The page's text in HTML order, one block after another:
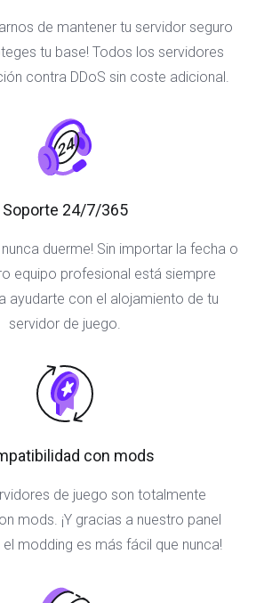
de mantener tu servidor seguro
tu base! Todos los servidores
contra DDoS sin coste adicional.
Soporte 24/7/365
duerme! Sin importar la fecha o
equipo profesional está siempre
ayudarte con el alojamiento de tu
servidor de juego.
con mods
de juego son totalmente
mods. ¡Y gracias a nuestro panel
modding es más fácil que nunca!